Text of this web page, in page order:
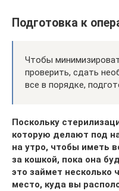
Подготовка к
Чтобы
проверить, сдать
все в порядке,
Поскольку
которую делают под
на утро, чтобы иметь
за кошкой, пока она
это займет несколько
место, куда вы